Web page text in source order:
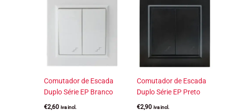
Comutador de Escada
Duplo Série EP Branco
€2,60 iva incl.
Comutador de Escada
Duplo Série EP Preto
€2,90 iva incl.